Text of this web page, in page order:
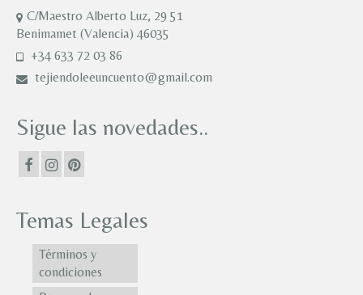
C/Maestro Alberto Luz, 29 51
Benimamet (Valencia) 46035
+34 633 72 03 86
tejiendoleeuncuento@gmail.com
Sigue las novedades..
Temas Legales
Términos y
condiciones